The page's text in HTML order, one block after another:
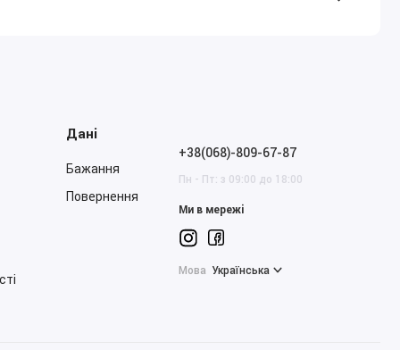
Дані
Бажання
Повернення
+38(068)-809-67-87
Пн - Пт: з 09:00 до 18:00
Ми в мережі
Мова Українська